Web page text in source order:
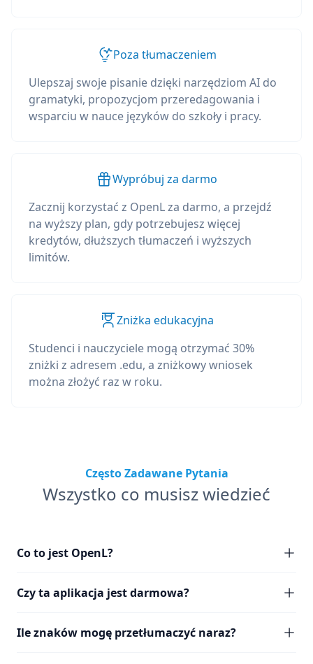
Poza tłumaczeniem
Ulepszaj swoje pisanie dzięki narzędziom AI do
gramatyki, propozycjom przeredagowania i
wsparciu w nauce języków do szkoły i pracy.
Wypróbuj za darmo
Zacznij korzystać z OpenL za darmo, a przejdź
na wyższy plan, gdy potrzebujesz więcej
kredytów, dłuższych tłumaczeń i wyższych
limitów.
Zniżka edukacyjna
Studenci i nauczyciele mogą otrzymać 30%
zniżki z adresem .edu, a zniżkowy wniosek
można złożyć raz w roku.
Często Zadawane Pytania
Wszystko co musisz wiedzieć
Co to jest OpenL?
Czy ta aplikacja jest darmowa?
Ile znaków mogę przetłumaczyć naraz?